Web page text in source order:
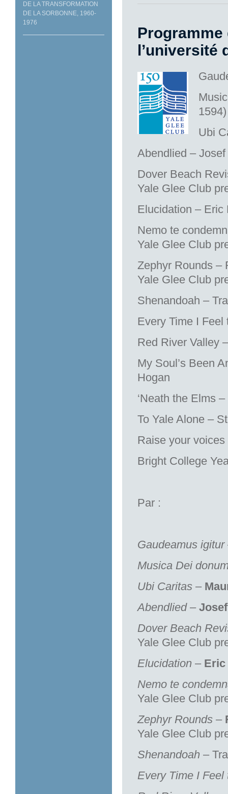
DE LA TRANSFORMATION
DE LA SORBONNE, 1960-
1976
l’université
1594)
Ubi
Abendlied –
Dover Beach
Yale Glee Club
Elucidation – Eric
Nemo te
Yale Glee Club
Zephyr Rounds –
Yale Glee Club
Shenandoah –
Every Time I
Red River Valley
My Soul’s Been
Hogan
‘Neath the Elms
To Yale Alone –
Raise your
Bright College
Par :
Gaudeamus igitur
Musica Dei
Ubi Caritas –
Abendlied–
Dover Beach
Yale Glee Club
Elucidation – Eric
Nemo te
Yale Glee Club
Zephyr Rounds –
Yale Glee Club
Shenandoah –
Every Time I Feel